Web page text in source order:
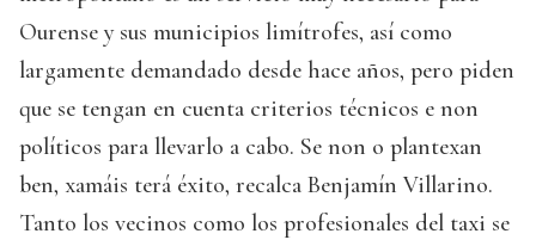
Ourense y sus municipios limítrofes, así como
largamente demandado desde hace años, pero piden
que se tengan en cuenta criterios técnicos e non
políticos para llevarlo a cabo. Se non o plantexan
ben, xamáis terá éxito, recalca Benjamín Villarino.
Tanto los vecinos como los profesionales del taxi se